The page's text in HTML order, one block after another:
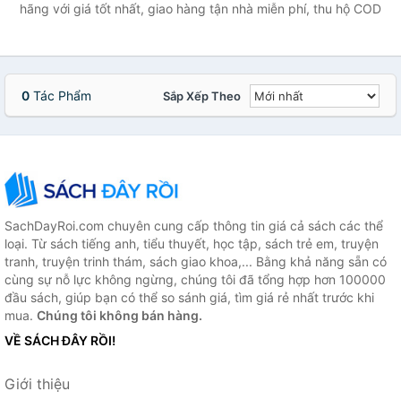
hãng với giá tốt nhất, giao hàng tận nhà miễn phí, thu hộ COD
0 Tác Phẩm Sắp Xếp Theo
SachDayRoi.com chuyên cung cấp thông tin giá cả sách các thể
loại. Từ sách tiếng anh, tiểu thuyết, học tập, sách trẻ em, truyện
tranh, truyện trinh thám, sách giao khoa,... Bằng khả năng sẵn có
cùng sự nỗ lực không ngừng, chúng tôi đã tổng hợp hơn 100000
đầu sách, giúp bạn có thể so sánh giá, tìm giá rẻ nhất trước khi
mua. Chúng tôi không bán hàng.
VỀ SÁCH ĐÂY RỒI!
Giới thiệu